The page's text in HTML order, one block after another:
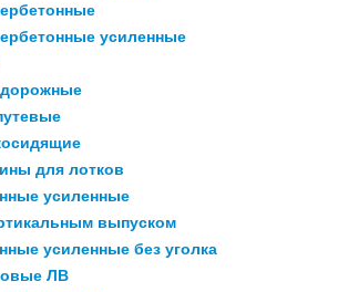
усиленные
для лотков
усиленные
выпуском
усиленные без уголка
ЛВ